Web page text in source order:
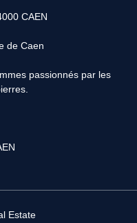
CAEN
de Caen
passionnés par les
trouver la demeure de
et savoir-faire.
ou un appartement à
Estate